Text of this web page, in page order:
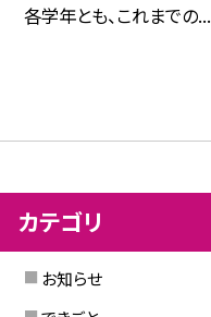
各学年とも、これまでの...
カテゴリ
お知らせ